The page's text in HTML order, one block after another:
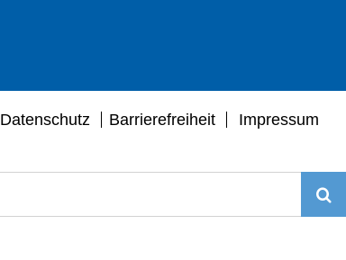
Datenschutz Barrierefreiheit Impressum